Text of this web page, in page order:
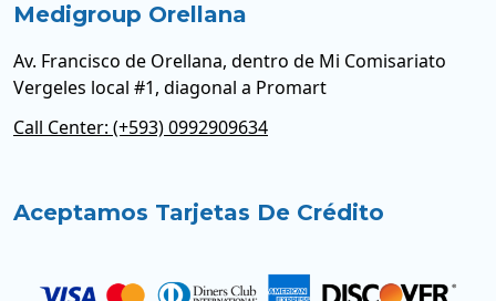
Medigroup Orellana
Av. Francisco de Orellana, dentro de Mi Comisariato
Vergeles local #1, diagonal a Promart
Call Center: (+593) 0992909634
Aceptamos Tarjetas De Crédito